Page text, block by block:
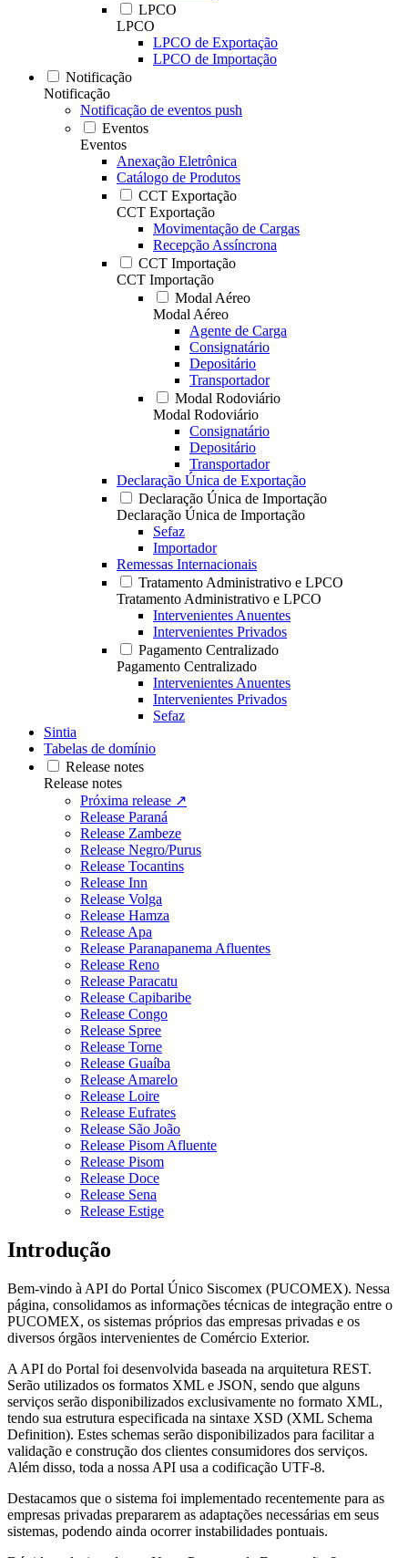
LPCO
LPCO
LPCO de Exportação
LPCO de Importação
Notificação
Notificação
Notificação de eventos push
Eventos
Eventos
Anexação Eletrônica
Catálogo de Produtos
CCT Exportação
CCT Exportação
Movimentação de Cargas
Recepção Assíncrona
CCT Importação
CCT Importação
Modal Aéreo
Modal Aéreo
Agente de Carga
Consignatário
Depositário
Transportador
Modal Rodoviário
Modal Rodoviário
Consignatário
Depositário
Transportador
Declaração Única de Exportação
Declaração Única de Importação
Declaração Única de Importação
Sefaz
Importador
Remessas Internacionais
Tratamento Administrativo e LPCO
Tratamento Administrativo e LPCO
Intervenientes Anuentes
Intervenientes Privados
Pagamento Centralizado
Pagamento Centralizado
Intervenientes Anuentes
Intervenientes Privados
Sefaz
Sintia
Tabelas de domínio
Release notes
Release notes
Próxima release ↗
Release Paraná
Release Zambeze
Release Negro/Purus
Release Tocantins
Release Inn
Release Volga
Release Hamza
Release Apa
Release Paranapanema Afluentes
Release Reno
Release Paracatu
Release Capibaribe
Release Congo
Release Spree
Release Torne
Release Guaíba
Release Amarelo
Release Loire
Release Eufrates
Release São João
Release Pisom Afluente
Release Pisom
Release Doce
Release Sena
Release Estige
Introdução
Bem-vindo à API do Portal Único Siscomex (PUCOMEX). Nessa
página, consolidamos as informações técnicas de integração entre o
PUCOMEX, os sistemas próprios das empresas privadas e os
diversos órgãos intervenientes de Comércio Exterior.
A API do Portal foi desenvolvida baseada na arquitetura REST.
Serão utilizados os formatos XML e JSON, sendo que alguns
serviços serão disponibilizados exclusivamente no formato XML,
tendo sua estrutura especificada na sintaxe XSD (XML Schema
Definition). Estes schemas serão disponibilizados para facilitar a
validação e construção dos clientes consumidores dos serviços.
Além disso, toda a nossa API usa a codificação UTF-8.
Destacamos que o sistema foi implementado recentemente para as
empresas privadas prepararem as adaptações necessárias em seus
sistemas, podendo ainda ocorrer instabilidades pontuais.